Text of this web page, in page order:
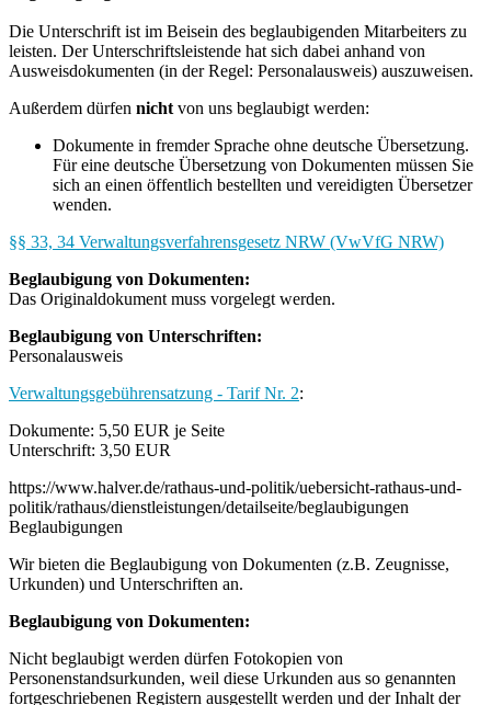
Die Unterschrift ist im Beisein des beglaubigenden Mitarbeiters zu
leisten. Der Unterschriftsleistende hat sich dabei anhand von
Ausweisdokumenten (in der Regel: Personalausweis) auszuweisen.
Außerdem dürfen nicht von uns beglaubigt werden:
Dokumente in fremder Sprache ohne deutsche Übersetzung.
Für eine deutsche Übersetzung von Dokumenten müssen Sie
sich an einen öffentlich bestellten und vereidigten Übersetzer
wenden.
§§ 33, 34 Verwaltungsverfahrensgesetz NRW (VwVfG NRW)
Beglaubigung von Dokumenten:
Das Originaldokument muss vorgelegt werden.
Beglaubigung von Unterschriften:
Personalausweis
Verwaltungsgebührensatzung - Tarif Nr. 2:
Dokumente: 5,50 EUR je Seite
Unterschrift: 3,50 EUR
https://www.halver.de/rathaus-und-politik/uebersicht-rathaus-und-
politik/rathaus/dienstleistungen/detailseite/beglaubigungen
Beglaubigungen
Wir bieten die Beglaubigung von Dokumenten (z.B. Zeugnisse,
Urkunden) und Unterschriften an.
Beglaubigung von Dokumenten:
Nicht beglaubigt werden dürfen Fotokopien von
Personenstandsurkunden, weil diese Urkunden aus so genannten
fortgeschriebenen Registern ausgestellt werden und der Inhalt der